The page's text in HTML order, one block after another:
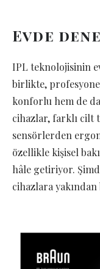
Evde
IPL teknolojisinin
birlikte,
konforlu hem de
cihazlar, farklı cilt
sensörlerden
özellikle kişisel
hâle getiriyor.
cihazlara yakından